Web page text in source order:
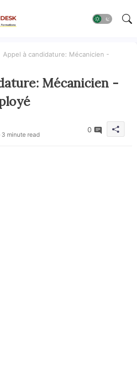
Appel à candidature: Mécanicien -
Mécanicien -
3 minute read
0